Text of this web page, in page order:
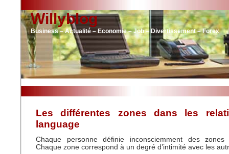
Willyblog
Business – Actualité – Economie – Job – Divertissement – Forex
Les différentes zones dans les
language
Chaque personne définie inconsciemment des
Chaque zone correspond à un degré d’intimité avec les